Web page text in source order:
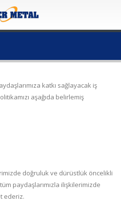
katkı sağlayacak iş
aşağıda belirlemiş
doğruluk ve dürüstlük öncelikli
paydaşlarımızla ilişkilerimizde
ederiz.